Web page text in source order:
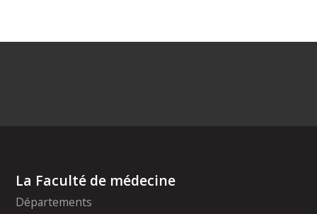
La Faculté de médecine
Départements